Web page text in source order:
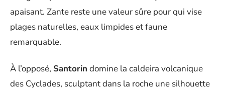
apaisant. Zante reste une valeur sûre pour qui vise
plages naturelles, eaux limpides et faune
remarquable.
À l’opposé, Santorin domine la caldeira volcanique
des Cyclades, sculptant dans la roche une silhouette